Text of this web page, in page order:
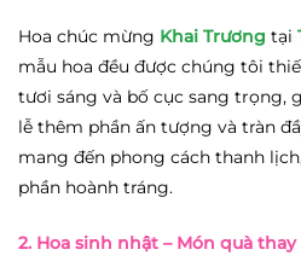
Hoa chúc mừng Khai Trương tại
mẫu hoa đều được chúng tôi
tươi sáng và bố cục sang trọng,
lễ thêm phần ấn tượng và tràn
mang đến phong cách thanh
phần hoành tráng.
2. Hoa sinh nhật – Món quà